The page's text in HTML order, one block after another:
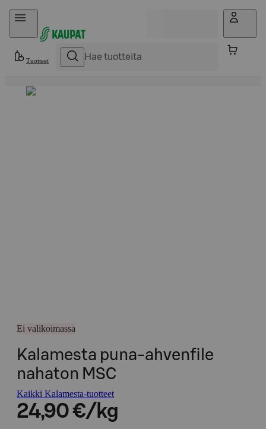
Hyppää sisältöön
Tuotteet
Ei valikoimassa
Kalamesta puna-ahvenfile
nahaton MSC
Kaikki Kalamesta-tuotteet
24,90 €/kg